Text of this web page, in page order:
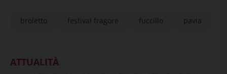
broletto festival fragore fuccillo pavia
ATTUALITÀ